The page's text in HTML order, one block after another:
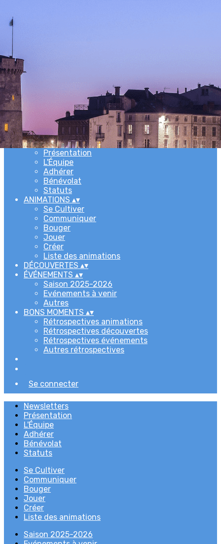
Menu
Ajoutez un logo, un bouton, des réseaux sociaux
Cliquez pour éditer
ACCUEIL▴ ▾
L'ASSOCIATION▴▾
Newsletters
Présentation
L'Équipe
Adhérer
Bénévolat
Statuts
ANIMATIONS ▴▾
Se Cultiver
Communiquer
Bouger
Jouer
Créer
Liste des animations
DÉCOUVERTES ▴▾
ÉVÉNEMENTS ▴▾
Saison 2025-2026
Evénements à venir
Autres
BONS MOMENTS ▴▾
Rétrospectives animations
Rétrospectives découvertes
Rétrospectives événements
Autres rétrospectives
Se connecter
Newsletters
Présentation
L'Équipe
Adhérer
Bénévolat
Statuts
Se Cultiver
Communiquer
Bouger
Jouer
Créer
Liste des animations
Saison 2025-2026